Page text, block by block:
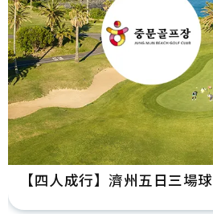
【四人成行】濟州五日三場球